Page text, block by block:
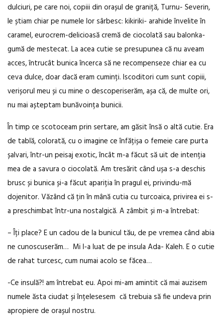
dulciuri, pe care noi, copiii din orașul de graniță, Turnu- Severin,
le știam chiar pe numele lor sârbesc: kikiriki- arahide învelite în
caramel, eurocrem-delicioasă cremă de ciocolată sau balonka-
gumă de mestecat. La acea cutie se presupunea că nu aveam
acces, întrucât bunica încerca să ne recompenseze chiar ea cu
ceva dulce, doar dacă eram cuminți. Iscoditori cum sunt copiii,
verișorul meu și cu mine o descoperiserăm, așa că, de multe ori,
nu mai așteptam bunăvoința bunicii.
În timp ce scotoceam prin sertare, am găsit însă o altă cutie. Era
de tablă, colorată, cu o imagine ce înfățișa o femeie care purta
șalvari, într-un peisaj exotic, încât m-a făcut să uit de intenția
mea de a savura o ciocolată. Am tresărit când ușa s-a deschis
brusc și bunica și-a făcut apariția în pragul ei, privindu-mă
dojenitor. Văzând că țin în mână cutia cu turcoaica, privirea ei s-
a preschimbat într-una nostalgică. A zâmbit și m-a întrebat:
– Îți place? E un cadou de la bunicul tău, de pe vremea când abia
ne cunoscuserăm… Mi l-a luat de pe insula Ada- Kaleh. E o cutie
de rahat turcesc, cum numai acolo se făcea…
-Ce insulă?! am întrebat eu. Apoi mi-am amintit că mai auzisem
numele ăsta ciudat și înțelesesem că trebuia să fie undeva prin
apropiere de orașul nostru.